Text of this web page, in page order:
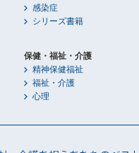
感染症
シリーズ書籍
保健・福祉・介護
精神保健福祉
福祉・介護
心理